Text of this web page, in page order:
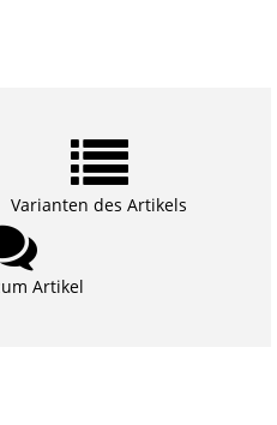
Varianten des Artikels
Artikel